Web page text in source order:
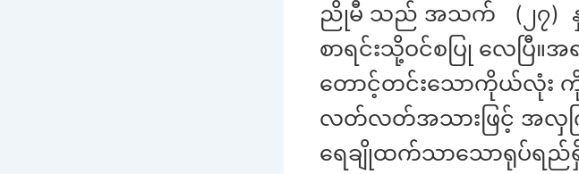
ညိုမီ သည် အသက် (၂၇) နှစ်
စာရင်းသို့ဝင်စပြု လေပြီ
တောင့်တင်းသောကိုယ်လုံး ကို
လတ်လတ်အသားဖြင့် အလှက
ရေချိုထက်သာသောရုပ်ရည်